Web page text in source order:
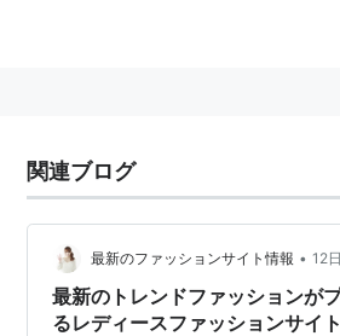
関連ブログ
最新のファッションサイト情報 • 12
最新のトレンドファッションが
るレディースファッションサイ